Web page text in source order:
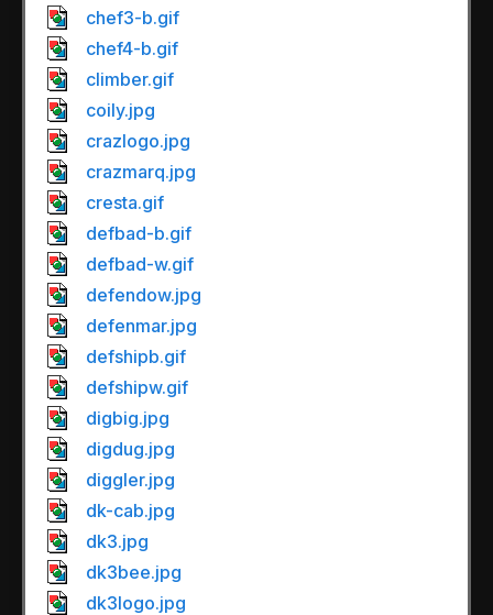
chef3-b.gif
chef4-b.gif
climber.gif
coily.jpg
crazlogo.jpg
crazmarq.jpg
cresta.gif
defbad-b.gif
defbad-w.gif
defendow.jpg
defenmar.jpg
defshipb.gif
defshipw.gif
digbig.jpg
digdug.jpg
diggler.jpg
dk-cab.jpg
dk3.jpg
dk3bee.jpg
dk3logo.jpg